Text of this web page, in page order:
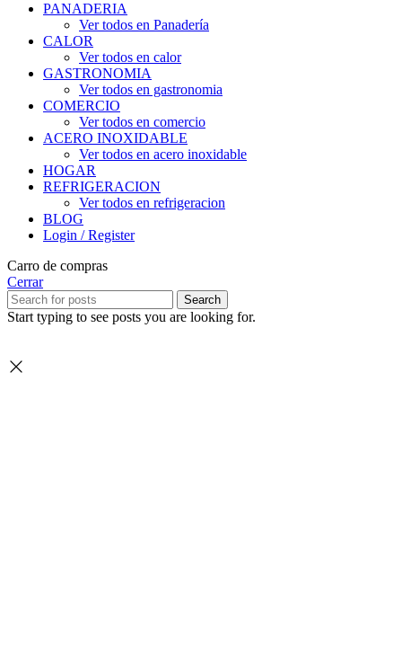
PANADERIA
Ver todos en Panadería
CALOR
Ver todos en calor
GASTRONOMIA
Ver todos en gastronomia
COMERCIO
Ver todos en comercio
ACERO INOXIDABLE
Ver todos en acero inoxidable
HOGAR
REFRIGERACION
Ver todos en refrigeracion
BLOG
Login / Register
Carro de compras
Cerrar
Search
Start typing to see posts you are looking for.